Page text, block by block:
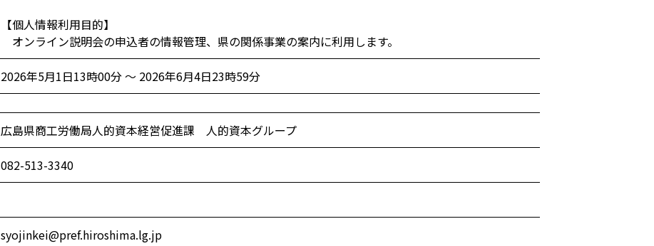
【個人情報利用目的】
オンライン説明会の申込者の情報管理、県の関係事業の案内に利用します。
2026年5月1日13時00分 ～ 2026年6月4日23時59分
広島県商工労働局人的資本経営促進課 人的資本グループ
082-513-3340
syojinkei@pref.hiroshima.lg.jp